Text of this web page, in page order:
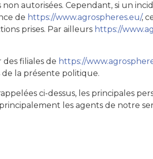
autorisées. Cependant, si un
de https://www.agrospheres.eu/,
prises. Par ailleurs https://
filiales de https://
de la présente politique.
ci-dessus, les principales
les agents de notre